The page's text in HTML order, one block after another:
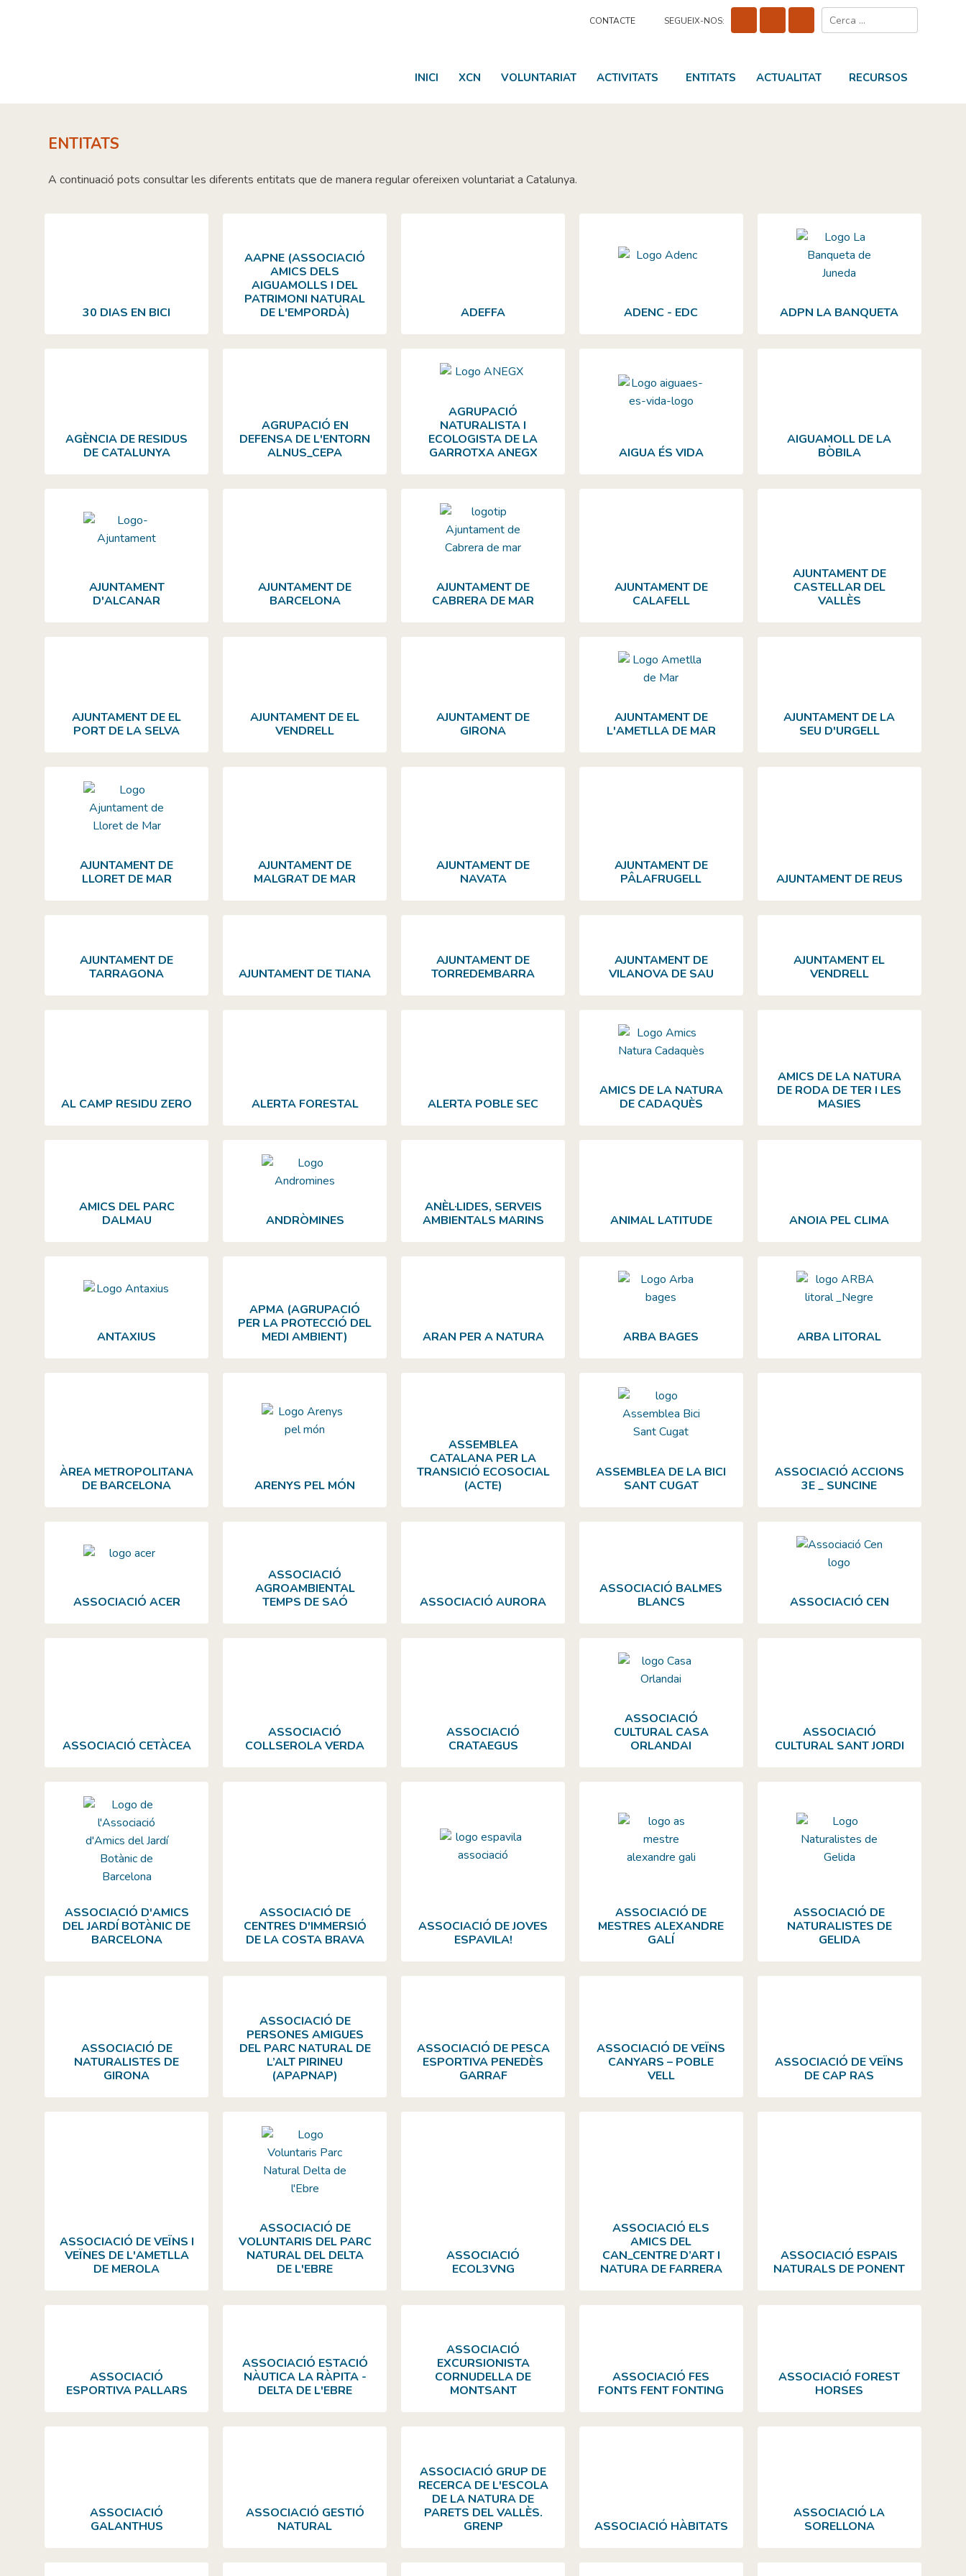
CONTACTE SEGUEIX-NOS:
INICI XCN VOLUNTARIAT ACTIVITATS ENTITATS ACTUALITAT RECURSOS
ENTITATS
A continuació pots consultar les diferents entitats que de manera regular ofereixen voluntariat a Catalunya.
30 DIAS EN BICI
AAPNE (ASSOCIACIÓ
AMICS DELS
AIGUAMOLLS I DEL
PATRIMONI NATURAL
DE L'EMPORDÀ)
ADEFFA ADENC - EDC ADPN LA BANQUETA
AGÈNCIA DE RESIDUS
DE CATALUNYA
AGRUPACIÓ EN
DEFENSA DE L'ENTORN
ALNUS_CEPA
AGRUPACIÓ
NATURALISTA I
ECOLOGISTA DE LA
GARROTXA ANEGX
AIGUA ÉS VIDA
AIGUAMOLL DE LA
BÒBILA
AJUNTAMENT
D'ALCANAR
AJUNTAMENT DE
BARCELONA
AJUNTAMENT DE
CABRERA DE MAR
AJUNTAMENT DE
CALAFELL
AJUNTAMENT DE
CASTELLAR DEL
VALLÈS
AJUNTAMENT DE EL
PORT DE LA SELVA
AJUNTAMENT DE EL
VENDRELL
AJUNTAMENT DE
GIRONA
AJUNTAMENT DE
L'AMETLLA DE MAR
AJUNTAMENT DE LA
SEU D'URGELL
AJUNTAMENT DE
LLORET DE MAR
AJUNTAMENT DE
MALGRAT DE MAR
AJUNTAMENT DE
NAVATA
AJUNTAMENT DE
PÂLAFRUGELL
AJUNTAMENT DE REUS
AJUNTAMENT DE
TARRAGONA
AJUNTAMENT DE TIANA
AJUNTAMENT DE
TORREDEMBARRA
AJUNTAMENT DE
VILANOVA DE SAU
AJUNTAMENT EL
VENDRELL
AL CAMP RESIDU ZERO ALERTA FORESTAL ALERTA POBLE SEC
AMICS DE LA NATURA
DE CADAQUÈS
AMICS DE LA NATURA
DE RODA DE TER I LES
MASIES
AMICS DEL PARC
DALMAU
ANDRÒMINES
ANÈL·LIDES, SERVEIS
AMBIENTALS MARINS
ANIMAL LATITUDE ANOIA PEL CLIMA
ANTAXIUS
APMA (AGRUPACIÓ
PER LA PROTECCIÓ DEL
MEDI AMBIENT)
ARAN PER A NATURA ARBA BAGES ARBA LITORAL
ÀREA METROPOLITANA
DE BARCELONA
ARENYS PEL MÓN
ASSEMBLEA
CATALANA PER LA
TRANSICIÓ ECOSOCIAL
(ACTE)
ASSEMBLEA DE LA BICI
SANT CUGAT
ASSOCIACIÓ ACCIONS
3E _ SUNCINE
ASSOCIACIÓ ACER
ASSOCIACIÓ
AGROAMBIENTAL
TEMPS DE SAÓ
ASSOCIACIÓ AURORA
ASSOCIACIÓ BALMES
BLANCS
ASSOCIACIÓ CEN
ASSOCIACIÓ CETÀCEA
ASSOCIACIÓ
COLLSEROLA VERDA
ASSOCIACIÓ
CRATAEGUS
ASSOCIACIÓ
CULTURAL CASA
ORLANDAI
ASSOCIACIÓ
CULTURAL SANT JORDI
ASSOCIACIÓ D'AMICS
DEL JARDÍ BOTÀNIC DE
BARCELONA
ASSOCIACIÓ DE
CENTRES D'IMMERSIÓ
DE LA COSTA BRAVA
ASSOCIACIÓ DE JOVES
ESPAVILA!
ASSOCIACIÓ DE
MESTRES ALEXANDRE
GALÍ
ASSOCIACIÓ DE
NATURALISTES DE
GELIDA
ASSOCIACIÓ DE
NATURALISTES DE
GIRONA
ASSOCIACIÓ DE
PERSONES AMIGUES
DEL PARC NATURAL DE
L’ALT PIRINEU
(APAPNAP)
ASSOCIACIÓ DE PESCA
ESPORTIVA PENEDÈS
GARRAF
ASSOCIACIÓ DE VEÏNS
CANYARS – POBLE
VELL
ASSOCIACIÓ DE VEÏNS
DE CAP RAS
ASSOCIACIÓ DE VEÏNS I
VEÏNES DE L'AMETLLA
DE MEROLA
ASSOCIACIÓ DE
VOLUNTARIS DEL PARC
NATURAL DEL DELTA
DE L'EBRE
ASSOCIACIÓ
ECOL3VNG
ASSOCIACIÓ ELS
AMICS DEL
CAN_CENTRE D’ART I
NATURA DE FARRERA
ASSOCIACIÓ ESPAIS
NATURALS DE PONENT
ASSOCIACIÓ
ESPORTIVA PALLARS
ASSOCIACIÓ ESTACIÓ
NÀUTICA LA RÀPITA -
DELTA DE L'EBRE
ASSOCIACIÓ
EXCURSIONISTA
CORNUDELLA DE
MONTSANT
ASSOCIACIÓ FES
FONTS FENT FONTING
ASSOCIACIÓ FOREST
HORSES
ASSOCIACIÓ
GALANTHUS
ASSOCIACIÓ GESTIÓ
NATURAL
ASSOCIACIÓ GRUP DE
RECERCA DE L'ESCOLA
DE LA NATURA DE
PARETS DEL VALLÈS.
GRENP
ASSOCIACIÓ HÀBITATS
ASSOCIACIÓ LA
SORELLONA